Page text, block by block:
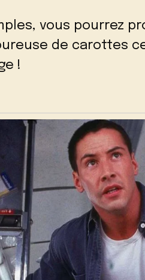
vous pourrez
de carottes
!